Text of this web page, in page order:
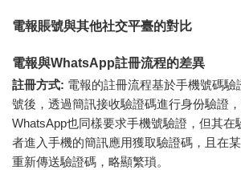
電報賬號與其他社交平臺的對比
電報與WhatsApp註冊流程的差異
註冊方式: 電報的註冊流程基於手機號碼
號後，透過簡訊接收驗證碼進行身份驗證
WhatsApp也同樣要求手機號驗證，但其在
者進入手機的簡訊應用獲取驗證碼，且在
重新傳送驗證碼，略顯繁瑣。